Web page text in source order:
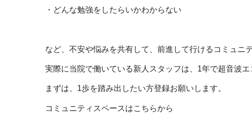
・どんな勉強をしたらいかわからない
など、不安や悩みを共有して、前進して行けるコミュニ
実際に当院で働いている新人スタッフは、 1年で超音波エ
まずは、 1歩を踏み出したい方登録お願いします。
コミュニティスペースはこちらから